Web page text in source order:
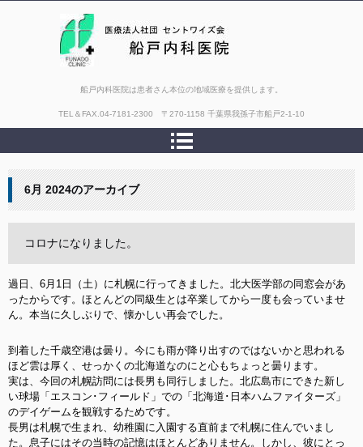
船戸内科医院は患者さん本位の地域医療を提供します。
TEL＆FAX. 04-7181-2300 〒270-1158 千葉県我孫子市船戸2-1-10
6月 2024のアーカイブ
コロナになりました。
過日、6月1日（土）に札幌に行ってきました。北大医学部の同窓会があ
ったからです。ほとんどの同級生とは卒業してから一度も会っていませ
ん。本当に久しぶりで、懐かしい再会でした。
到着した千歳空港は曇り。今にも雨が降り出すのではないかと思われる
ほど雲は厚く、せっかくの北海道なのにと心もちょっと曇ります。
実は、今回の札幌訪問には長男も同行しました。北広島市にできた新し
い球場「エスコン･フィールド」での「北海道･日本ハムファイターズ」
のデイゲームを観戦するためです。
長男は札幌で生まれ、幼稚園に入園する直前まで札幌に住んでいまし
た。息子にはその当時の記憶はほとんどありません。しかし、彼にとっ